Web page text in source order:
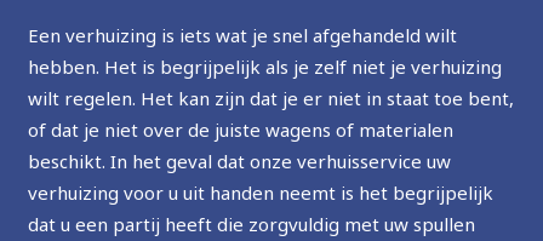
Een verhuizing is iets wat je snel afgehandeld wilt
hebben. Het is begrijpelijk als je zelf niet je verhuizing
wilt regelen. Het kan zijn dat je er niet in staat toe bent,
of dat je niet over de juiste wagens of materialen
beschikt. In het geval dat onze verhuisservice uw
verhuizing voor u uit handen neemt is het begrijpelijk
dat u een partij heeft die zorgvuldig met uw spullen